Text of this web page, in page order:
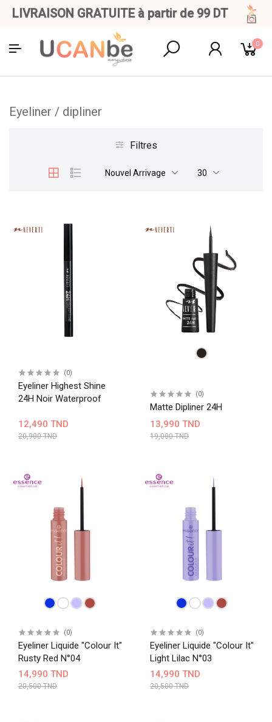
LIVRAISON GRATUITE à partir de 99 DT
0
Eyeliner / dipliner
Filtres
Nouvel Arrivage 30
(0)
Eyeliner Highest Shine
24H Noir Waterproof
12,490 TND
20,900 TND
(0)
Matte Dipliner 24H
13,990 TND
19,000 TND
(0)
Eyeliner Liquide "Colour It"
Rusty Red N°04
14,990 TND
20,500 TND
(0)
Eyeliner Liquide "Colour It"
Light Lilac N°03
14,990 TND
20,500 TND